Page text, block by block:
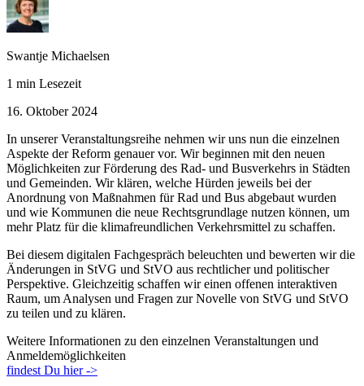
Swantje Michaelsen
1 min Lesezeit
16. Oktober 2024
In unserer Veranstaltungsreihe nehmen wir uns nun die einzelnen
Aspekte der Reform genauer vor. Wir beginnen mit den neuen
Möglichkeiten zur Förderung des Rad- und Busverkehrs in Städten
und Gemeinden. Wir klären, welche Hürden jeweils bei der
Anordnung von Maßnahmen für Rad und Bus abgebaut wurden
und wie Kommunen die neue Rechtsgrundlage nutzen können, um
mehr Platz für die klimafreundlichen Verkehrsmittel zu schaffen.
Bei diesem digitalen Fachgespräch beleuchten und bewerten wir die
Änderungen in StVG und StVO aus rechtlicher und politischer
Perspektive. Gleichzeitig schaffen wir einen offenen interaktiven
Raum, um Analysen und Fragen zur Novelle von StVG und StVO
zu teilen und zu klären.
Weitere Informationen zu den einzelnen Veranstaltungen und
Anmeldemöglichkeiten
findest Du hier ->